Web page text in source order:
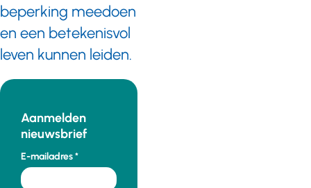
beperking meedoen
en een betekenisvol
leven kunnen leiden.
Aanmelden
nieuwsbrief
E-mailadres